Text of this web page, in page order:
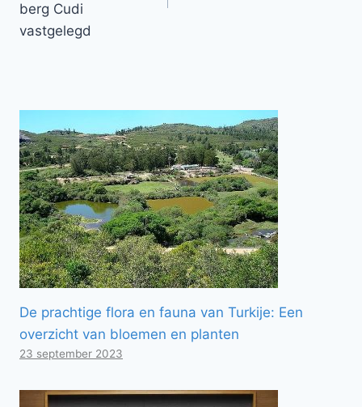
berg Cudi
vastgelegd
De prachtige flora en fauna van Turkije: Een
overzicht van bloemen en planten
23 september 2023